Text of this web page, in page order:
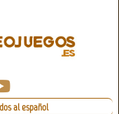
al español